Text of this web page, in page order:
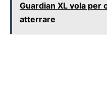
Guardian XL vola per
atterrare